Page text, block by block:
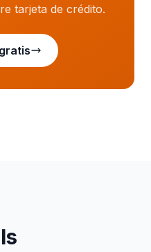
tarjeta de crédito.